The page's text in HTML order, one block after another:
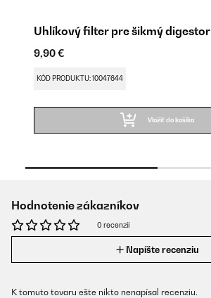
Uhlíkový filter pre šikmý digestor
9,90 €
KÓD PRODUKTU: 10047644
Vložiť do košíka
Hodnotenie zákazníkov
0 recenzií
Napíšte recenziu
K tomuto tovaru ešte nikto nenapísal recenziu.